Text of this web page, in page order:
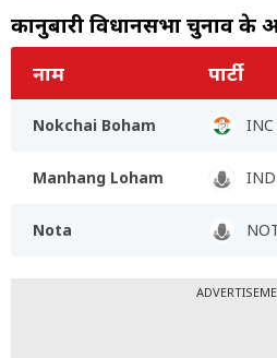
कानुबारी विधानसभा चुनाव के
नाम पार्टी
Nokchai Boham INC
Manhang Loham IND
Nota